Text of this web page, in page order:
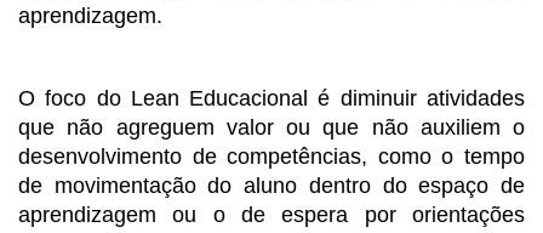
aprendizagem.
O foco do Lean Educacional é diminuir atividades
que não agreguem valor ou que não auxiliem o
desenvolvimento de competências, como o tempo
de movimentação do aluno dentro do espaço de
aprendizagem ou o de espera por orientações